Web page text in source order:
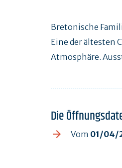
Bretonische
Eine der ältesten
Atmosphäre.
Die
Vom 01/04/